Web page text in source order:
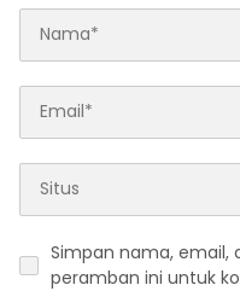
Simpan nama, email,
peramban ini untuk